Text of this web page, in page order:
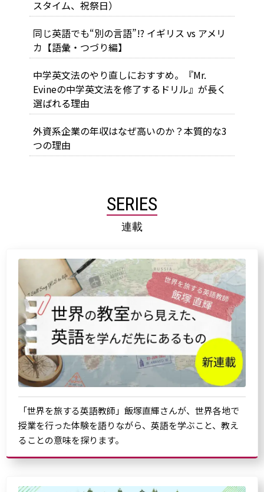
スタイム、祝祭日）
同じ英語でも“別の言語”!? イギリス vs アメリ
カ【語彙・つづり編】
中学英文法のやり直しにおすすめ。『Mr.
Evineの中学英文法を修了するドリル』が長く
選ばれる理由
外資系企業の年収はなぜ高いのか？本質的な3
つの理由
SERIES
連載
「世界を旅する英語教師」飯塚直輝さんが、世界各地で
授業を行った体験を語りながら、英語を学ぶこと、教え
ることの意味を探ります。